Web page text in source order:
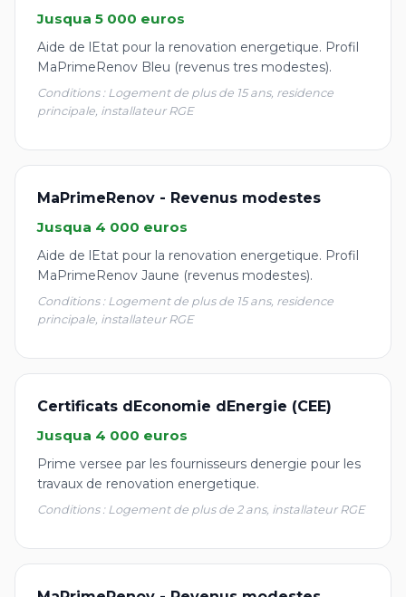
Jusqua 5 000 euros
Aide de lEtat pour la renovation energetique. Profil
MaPrimeRenov Bleu (revenus tres modestes).
Conditions : Logement de plus de 15 ans, residence
principale, installateur RGE
MaPrimeRenov - Revenus modestes
Jusqua 4 000 euros
Aide de lEtat pour la renovation energetique. Profil
MaPrimeRenov Jaune (revenus modestes).
Conditions : Logement de plus de 15 ans, residence
principale, installateur RGE
Certificats dEconomie dEnergie (CEE)
Jusqua 4 000 euros
Prime versee par les fournisseurs denergie pour les
travaux de renovation energetique.
Conditions : Logement de plus de 2 ans, installateur RGE